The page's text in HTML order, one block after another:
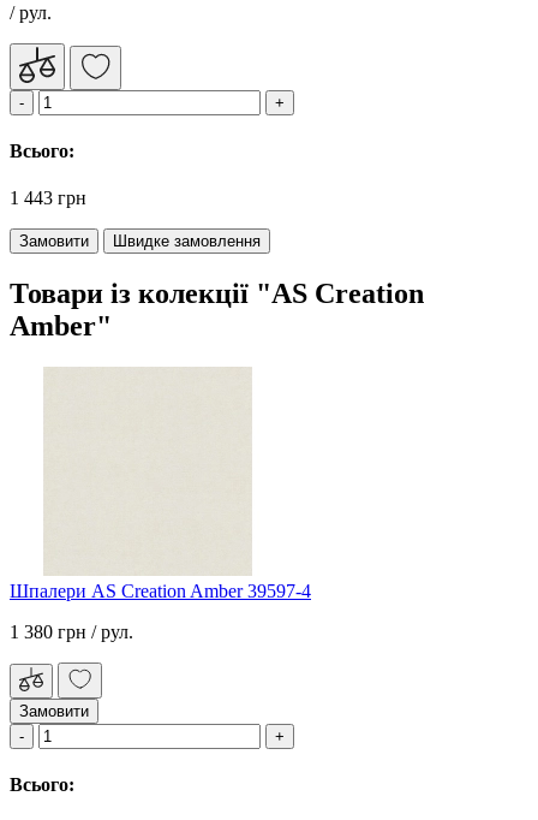
/ рул.
Всього:
1 443 грн
Замовити Швидке замовлення
Товари із колекції "AS Creation
Amber"
Шпалери AS Creation Amber 39597-4
1 380 грн / рул.
Замовити
Всього: